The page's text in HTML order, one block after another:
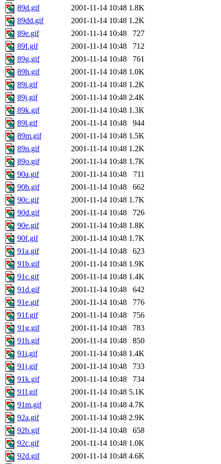
89d.gif
2001-11-14 10:48 1.8K
89dd.gif
2001-11-14 10:48 1.2K
89e.gif
2001-11-14 10:48
727
89f.gif
2001-11-14 10:48
712
89g.gif
2001-11-14 10:48
761
89h.gif
2001-11-14 10:48 1.0K
89i.gif
2001-11-14 10:48 1.2K
89j.gif
2001-11-14 10:48 2.4K
89k.gif
2001-11-14 10:48 1.3K
89l.gif
2001-11-14 10:48
944
89m.gif
2001-11-14 10:48 1.5K
89n.gif
2001-11-14 10:48 1.2K
89o.gif
2001-11-14 10:48 1.7K
90a.gif
2001-11-14 10:48
711
90b.gif
2001-11-14 10:48
662
90c.gif
2001-11-14 10:48 1.7K
90d.gif
2001-11-14 10:48
726
90e.gif
2001-11-14 10:48 1.8K
90f.gif
2001-11-14 10:48 1.7K
91a.gif
2001-11-14 10:48
623
91b.gif
2001-11-14 10:48 1.9K
91c.gif
2001-11-14 10:48 1.4K
91d.gif
2001-11-14 10:48
642
91e.gif
2001-11-14 10:48
776
91f.gif
2001-11-14 10:48
756
91g.gif
2001-11-14 10:48
783
91h.gif
2001-11-14 10:48
850
91i.gif
2001-11-14 10:48 1.4K
91j.gif
2001-11-14 10:48
733
91k.gif
2001-11-14 10:48
734
91l.gif
2001-11-14 10:48 5.1K
91m.gif
2001-11-14 10:48 4.7K
92a.gif
2001-11-14 10:48 2.9K
92b.gif
2001-11-14 10:48
658
92c.gif
2001-11-14 10:48 1.0K
92d.gif
2001-11-14 10:48 4.6K